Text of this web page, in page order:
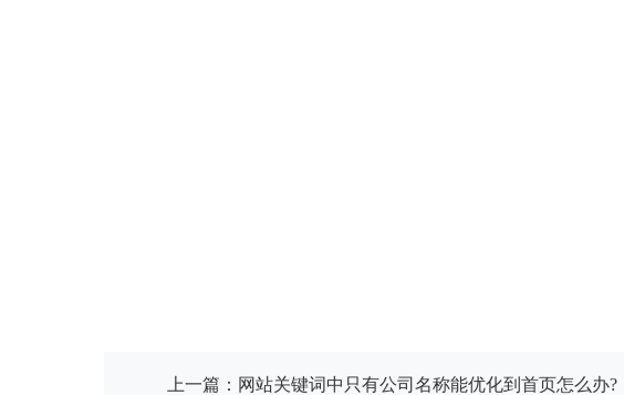
上一篇： 网站关键词中只有公司名称能优化到首页怎么办?